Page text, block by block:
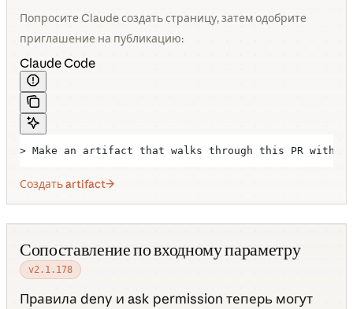
Попросите Claude создать страницу, затем одобрите
приглашение на публикацию:
Claude Code
> Make an artifact that walks through this PR with
Создать artifact
Сопоставление по входному параметру
v2.1.178
Правила deny и ask permission теперь могут